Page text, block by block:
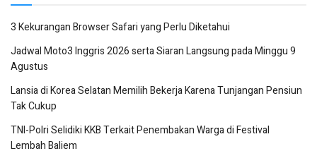
3 Kekurangan Browser Safari yang Perlu Diketahui
Jadwal Moto3 Inggris 2026 serta Siaran Langsung pada Minggu 9
Agustus
Lansia di Korea Selatan Memilih Bekerja Karena Tunjangan Pensiun
Tak Cukup
TNI-Polri Selidiki KKB Terkait Penembakan Warga di Festival
Lembah Baliem